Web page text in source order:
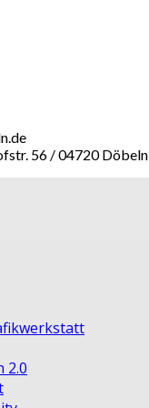
56 / 04720 Döbeln
2.0